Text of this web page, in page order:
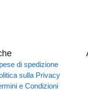
di spedizione
sulla Privacy
e Condizioni